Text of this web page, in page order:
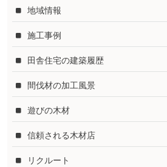
地域情報
施工事例
田舎住宅の建築履歴
間伐材の加工風景
遊びの木材
信頼される木材店
リクルート